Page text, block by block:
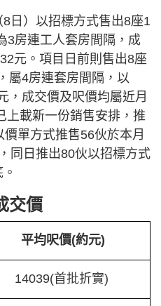
日）以招標方式售出8座1
3房連工人套房間隔，成
元。項目日前則售出8座
屬4房連套房間隔，以
，成交價及呎價均屬近月
上載新一份銷售安排，推
單方式推售56伙於本月
同日推出80伙以招標方式
交價
平均呎價(約元)
14039(首批折實)